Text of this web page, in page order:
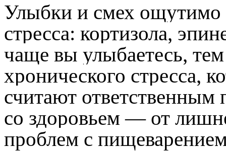
Улыбки и смех ощутимо
стресса: кортизола,
чаще вы улыбаетесь,
хронического стресса,
считают ответственным
со здоровьем — от
проблем с